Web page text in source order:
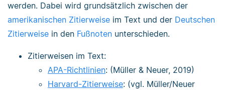
werden. Dabei wird grundsätzlich zwischen der
amerikanischen Zitierweise im Text und der Deutschen
Zitierweise in den Fußnoten unterschieden.
Zitierweisen im Text:
APA-Richtlinien: (Müller & Neuer, 2019)
Harvard-Zitierweise: (vgl. Müller/Neuer